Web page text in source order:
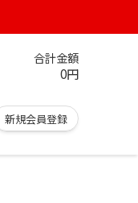
合計金額
0円
新規会員登録